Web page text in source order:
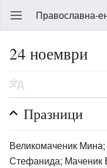
Православна-
24 ноември
Празници
Великомаченик
Стефанида; Маченик